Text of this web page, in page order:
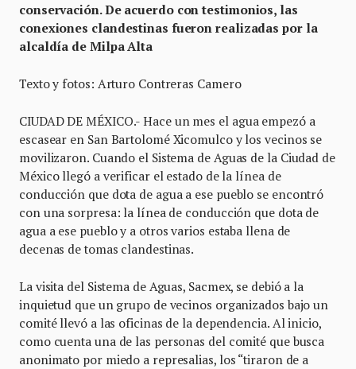
conservación. De acuerdo con testimonios, las
conexiones clandestinas fueron realizadas por la
alcaldía de Milpa Alta
Texto y fotos: Arturo Contreras Camero
CIUDAD DE MÉXICO.- Hace un mes el agua empezó a
escasear en San Bartolomé Xicomulco y los vecinos se
movilizaron. Cuando el Sistema de Aguas de la Ciudad de
México llegó a verificar el estado de la línea de
conducción que dota de agua a ese pueblo se encontró
con una sorpresa: la línea de conducción que dota de
agua a ese pueblo y a otros varios estaba llena de
decenas de tomas clandestinas.
La visita del Sistema de Aguas, Sacmex, se debió a la
inquietud que un grupo de vecinos organizados bajo un
comité llevó a las oficinas de la dependencia. Al inicio,
como cuenta una de las personas del comité que busca
anonimato por miedo a represalias, los “tiraron de a